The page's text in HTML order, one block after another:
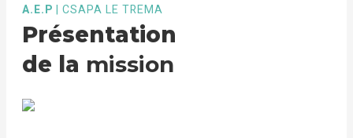
A.E.P | CSAPA LE TREMA
Présentation
de la mission